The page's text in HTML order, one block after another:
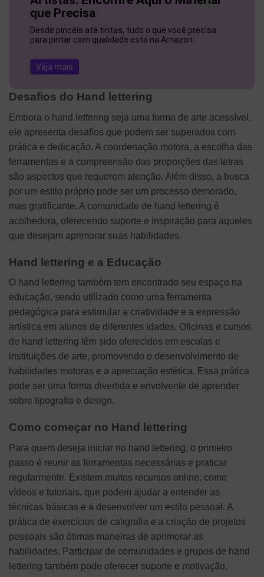
que Precisa
Desde pincéis até tintas, tudo o que você precisa
para pintar com qualidade está na Amazon.
Veja mais
Desafios do Hand lettering
Embora o hand lettering seja uma forma de arte acessível,
ele apresenta desafios que podem ser superados com
prática e dedicação. A coordenação motora, a escolha das
ferramentas e a compreensão das proporções das letras
são aspectos que requerem atenção. Além disso, a busca
por um estilo próprio pode ser um processo demorado,
mas gratificante. A comunidade de hand lettering é
acolhedora, oferecendo suporte e inspiração para aqueles
que desejam aprimorar suas habilidades.
Hand lettering e a Educação
O hand lettering também tem encontrado seu espaço na
educação, sendo utilizado como uma ferramenta
pedagógica para estimular a criatividade e a expressão
artística em alunos de diferentes idades. Oficinas e cursos
de hand lettering têm sido oferecidos em escolas e
instituições de arte, promovendo o desenvolvimento de
habilidades motoras e a apreciação estética. Essa prática
pode ser uma forma divertida e envolvente de aprender
sobre tipografia e design.
Como começar no Hand lettering
Para quem deseja iniciar no hand lettering, o primeiro
passo é reunir as ferramentas necessárias e praticar
regularmente. Existem muitos recursos online, como
vídeos e tutoriais, que podem ajudar a entender as
técnicas básicas e a desenvolver um estilo pessoal. A
prática de exercícios de caligrafia e a criação de projetos
pessoais são ótimas maneiras de aprimorar as
habilidades. Participar de comunidades e grupos de hand
lettering também pode oferecer suporte e motivação.